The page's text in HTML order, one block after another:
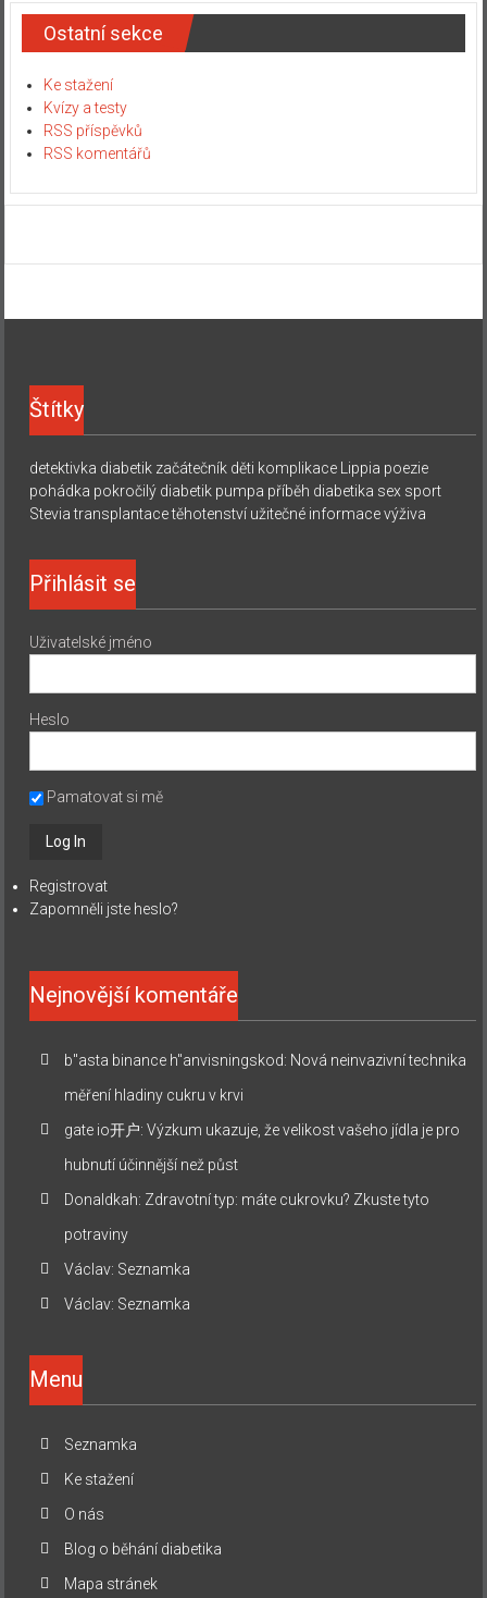
Ostatní sekce
Ke stažení
Kvízy a testy
RSS příspěvků
RSS komentářů
Štítky
detektivka diabetik začátečník děti komplikace Lippia poezie
pohádka pokročilý diabetik pumpa příběh diabetika sex sport
Stevia transplantace těhotenství užitečné informace výživa
Přihlásit se
Uživatelské jméno
Heslo
Pamatovat si mě
Registrovat
Zapomněli jste heslo?
Nejnovější komentáře
b"asta binance h"anvisningskod: Nová neinvazivní technika
měření hladiny cukru v krvi
gate io开户:Výzkum ukazuje, že velikost vašeho jídla je pro
hubnutí účinnější než půst
Donaldkah: Zdravotní typ: máte cukrovku? Zkuste tyto
potraviny
Václav: Seznamka
Václav: Seznamka
Menu
Seznamka
Ke stažení
O nás
Blog o běhání diabetika
Mapa stránek